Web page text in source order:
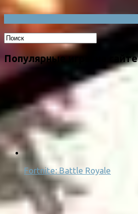
Популярные игры на сайте
Fortnite: Battle Royale